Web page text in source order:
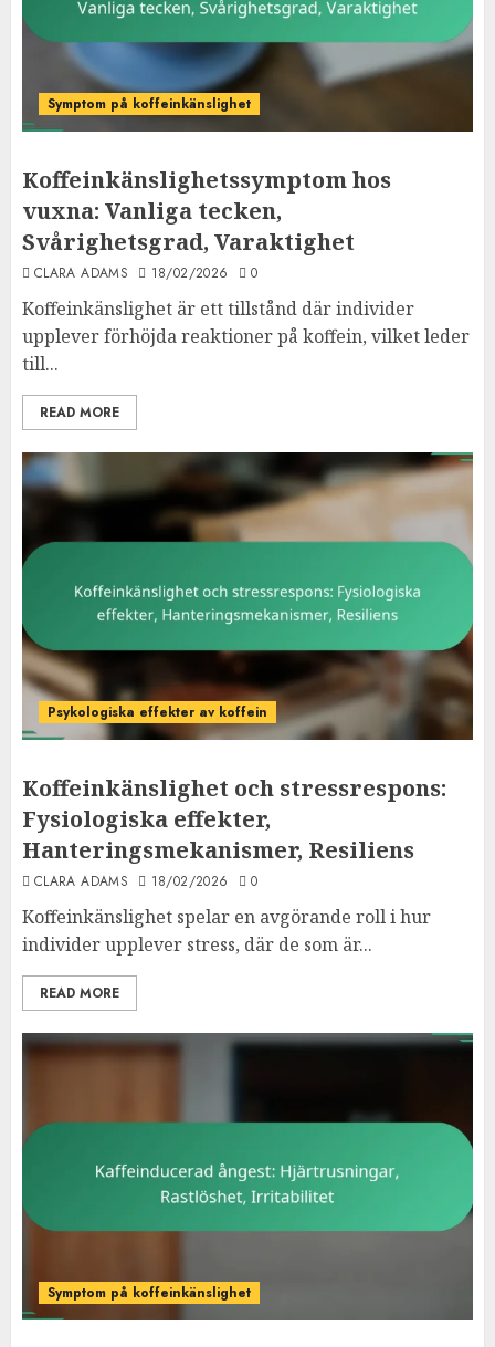
Symptom på koffeinkänslighet
Koffeinkänslighetssymptom hos
vuxna: Vanliga tecken,
Svårighetsgrad, Varaktighet
CLARA ADAMS 18/02/2026 0
Koffeinkänslighet är ett tillstånd där individer
upplever förhöjda reaktioner på koffein, vilket leder
till...
READ MORE
Psykologiska effekter av koffein
Koffeinkänslighet och stressrespons:
Fysiologiska effekter,
Hanteringsmekanismer, Resiliens
CLARA ADAMS 18/02/2026 0
Koffeinkänslighet spelar en avgörande roll i hur
individer upplever stress, där de som är...
READ MORE
Symptom på koffeinkänslighet